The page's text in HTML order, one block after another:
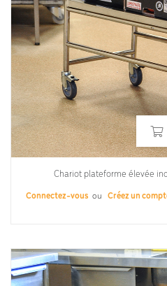
Chariot plateforme élevée
Connectez-vous ou Créez un